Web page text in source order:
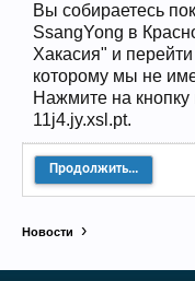
Прошедшие встречи
12.13.14.15. 16.17.
Ближайшие
лет клубу!
Вы собираетесь
SsangYong в
Хакасия" и перейти
которому мы не
Нажмите на
11j4.jy.xsl.pt.
Продолжить...
Новости